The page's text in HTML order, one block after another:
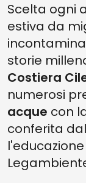
Scelta ogni
estiva da
storie
Costiera
numerosi
acque con
conferita